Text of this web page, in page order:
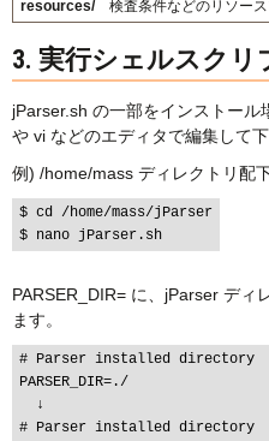
resources/
検査条件などのリソー
3. 実行シェルスクリ
jParser.sh の一部をインストー
や vi などのエディタで編集して下
例) /home/mass ディレクトリ配
$ cd /home/mass/jParser
PARSER_DIR= に、jParser ディ
ます。
# Parser installed directory
PARSER_DIR=./
# Parser installed directory